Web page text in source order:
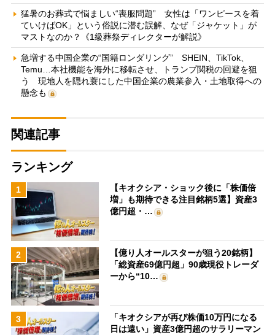
猛暑のお葬式で悩ましい“喪服問題” 女性は「ワンピースを着
ていけばOK」という俗説に潜む誤解、なぜ「ジャケット」が
マストなのか？《1級葬祭ディレクターが解説》
急増する中国企業の“国籍ロンダリング” SHEIN、TikTok、
Temu…本社機能を海外に移転させ、トランプ関税の回避を狙
う 現地人を隠れ蓑にした中国企業の農業参入・土地取得への
懸念も
関連記事
ランキング
1
【キオクシア・ショック後に「株価倍
増」も期待できる注目銘柄5選】資産3
億円超・…
2
【億り人オールスターが狙う20銘柄】
「総資産69億円超」90歳現役トレーダ
ーから“10…
3
「キオクシアが再び株価10万円になる
日は遠い」資産3億円超のサラリーマン